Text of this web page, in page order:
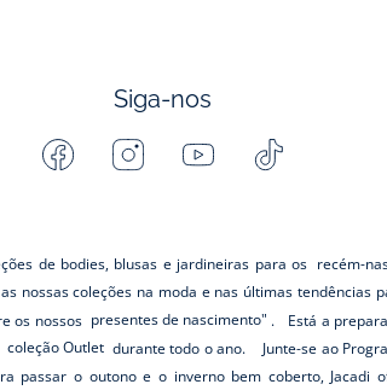
Siga-nos
FacebookInstagramYoutube
de bodies, blusas e jardineiras para os recém-
nossas coleções na moda e nas últimas tendências
os nossos presentes de nascimento" . Está a
coleção Outlet durante todo o ano. Junte-se ao
o outono e o inverno bem coberto, Jacadi